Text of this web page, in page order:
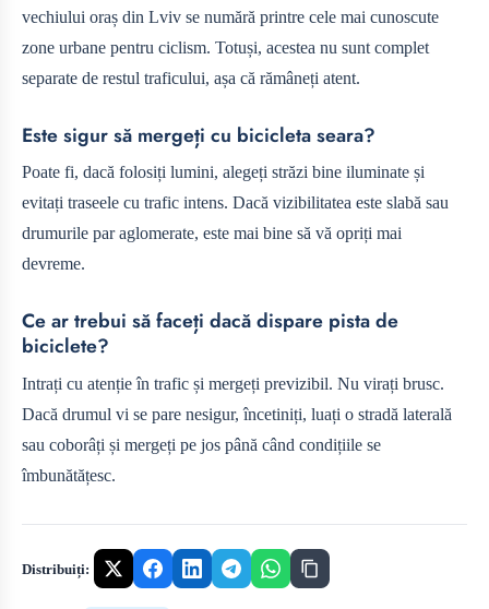
vechiului oraș din Lviv se numără printre cele mai cunoscute
zone urbane pentru ciclism. Totuși, acestea nu sunt complet
separate de restul traficului, așa că rămâneți atent.
Este sigur să mergeți cu bicicleta seara?
Poate fi, dacă folosiți lumini, alegeți străzi bine iluminate și
evitați traseele cu trafic intens. Dacă vizibilitatea este slabă sau
drumurile par aglomerate, este mai bine să vă opriți mai
devreme.
Ce ar trebui să faceți dacă dispare pista de
biciclete?
Intrați cu atenție în trafic și mergeți previzibil. Nu virați brusc.
Dacă drumul vi se pare nesigur, încetiniți, luați o stradă laterală
sau coborâți și mergeți pe jos până când condițiile se
îmbunătățesc.
Distribuiți: